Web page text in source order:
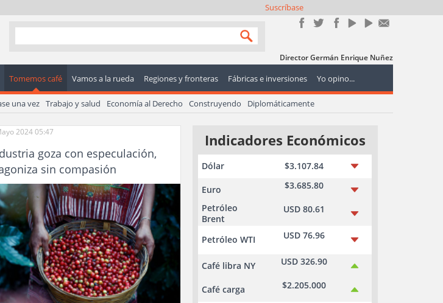
Suscríbase
Director Germán Enrique Nuñez
Tomemos café Vamos a la rueda Regiones y fronteras Fábricas e inversiones Yo opino...
una vez Trabajo y salud Economía al Derecho Construyendo Diplomáticamente
2024 05:47
goza con especulación,
sin compasión
Indicadores Económicos
Dólar $3.107.84
Euro
$3.685.80
Petróleo
Brent
USD 80.61
Petróleo WTI USD 76.96
Café libra NY USD 326.90
Café carga $2.205.000